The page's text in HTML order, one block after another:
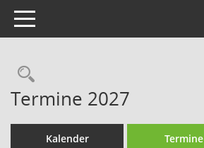
Toggle navigation
Rechercheauswahl
Termine 2027
Kalender Termine